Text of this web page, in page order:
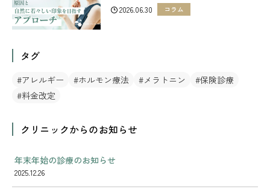
すアプローチ
2026.06.30 コラム
タグ
アレルギー ホルモン療法 メラトニン
保険診療
料金改定
クリニックからのお知らせ
2025.12.26
年末年始の診療のお知らせ